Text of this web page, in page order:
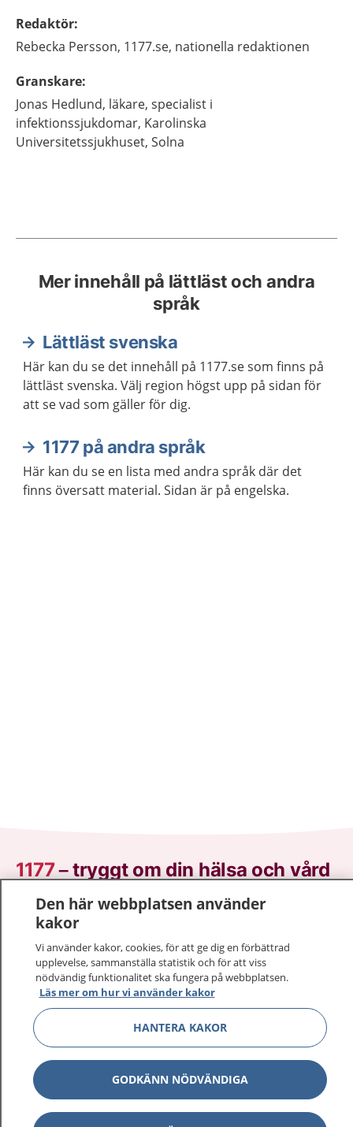
Redaktör:
Rebecka Persson, 1177.se, nationella redaktionen
Granskare:
Jonas Hedlund, läkare, specialist i
infektionssjukdomar, Karolinska
Universitetssjukhuset, Solna
Mer innehåll på lättläst och andra
språk
Lättläst svenska
Här kan du se det innehåll på 1177.se som finns på
lättläst svenska. Välj region högst upp på sidan för
att se vad som gäller för dig.
1177 på andra språk
Här kan du se en lista med andra språk där det
finns översatt material. Sidan är på engelska.
1177–tryggt om din hälsa och vård
På 1177.se får du råd om hälsa och information om
sjukdomar och vilka mottagningar du kan kontakta.
Logga in för att läsa din journal och göra dina
vårdärenden. Ring telefonnummer 1177 för
sjukvårdsrådgivning dygnet runt.
1177 ger dig råd när du vill må bättre.
Visa
Den här webbplatsen använder
kakor
Vi använder kakor, cookies, för att ge dig en förbättrad
upplevelse, sammanställa statistik och för att viss
nödvändig funktionalitet ska fungera på webbplatsen.
Läs mer om hur vi använder kakor
HANTERA KAKOR
GODKÄNN NÖDVÄNDIGA